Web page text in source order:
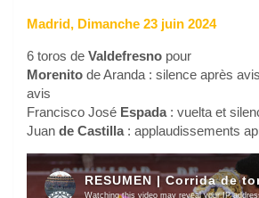
Madrid, Dimanche 23 juin 2024
6 toros de Valdefresno pour
Morenito de Aranda : silence après
avis
Francisco José Espada : vuelta et
Juan de Castilla: applaudissements